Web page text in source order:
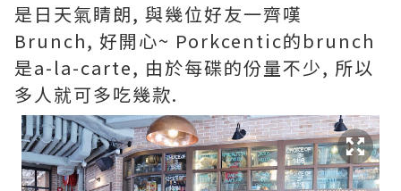
是日天氣睛朗, 與幾位好友一齊嘆
Brunch, 好開心~ Porkcentic的brunch
是a-la-carte, 由於每碟的份量不少, 所以
多人就可多吃幾款.